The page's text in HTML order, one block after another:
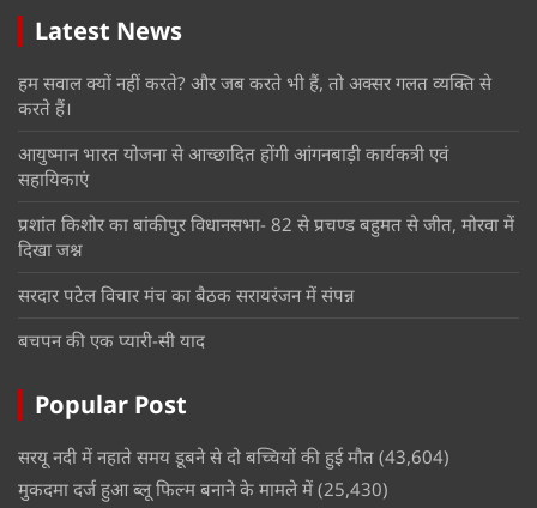
Latest News
हम सवाल क्यों नहीं करते? और जब करते भी हैं, तो अक्सर गलत व्यक्ति से
करते हैं।
आयुष्मान भारत योजना से आच्छादित होंगी आंगनबाड़ी कार्यकत्री एवं
सहायिकाएं
प्रशांत किशोर का बांकीपुर विधानसभा- 82 से प्रचण्ड बहुमत से जीत, मोरवा में
दिखा जश्न
सरदार पटेल विचार मंच का बैठक सरायरंजन में संपन्न
बचपन की एक प्यारी-सी याद
Popular Post
सरयू नदी में नहाते समय डूबने से दो बच्चियों की हुई मौत (43,604)
मुकदमा दर्ज हुआ ब्लू फिल्म बनाने के मामले में (25,430)